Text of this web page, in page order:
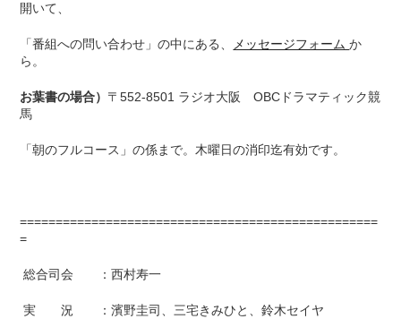
開いて、
「番組への問い合わせ」の中にある、 メッセージフォームか
ら。
お葉書の場合） 〒552-8501 ラジオ大阪 OBCドラマティック競
馬
「朝のフルコース」の係まで。木曜日の消印迄有効です。
==================================================
=
総合司会 ：西村寿一
実 況 ：濱野圭司、三宅きみひと、鈴木セイヤ